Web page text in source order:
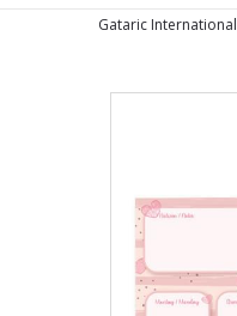
Gataric